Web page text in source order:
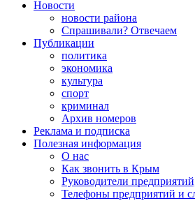
Новости
новости района
Спрашивали? Отвечаем
Публикации
политика
экономика
культура
спорт
криминал
Архив номеров
Реклама и подписка
Полезная информация
О нас
Как звонить в Крым
Руководители
Телефоны предприятий и